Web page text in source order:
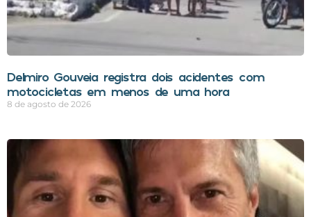
Delmiro Gouveia registra dois acidentes com
motocicletas em menos de uma hora
8 de agosto de 2026